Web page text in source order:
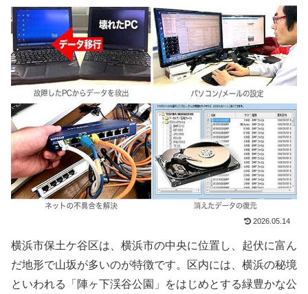
2026.05.14
横浜市保土ケ谷区は、横浜市の中央に位置し、起伏に富ん
だ地形で山坂が多いのが特徴です。区内には、横浜の秘境
といわれる「陣ヶ下渓谷公園」をはじめとする緑豊かな公